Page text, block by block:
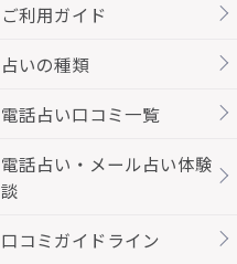
ご利用ガイド
占いの種類
電話占い口コミ一覧
電話占い・メール占い体験
談
口コミガイドライン